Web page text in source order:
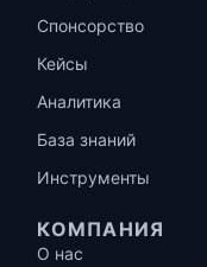
Спонсорство
Кейсы
Аналитика
База знаний
Инструменты
КОМПАНИЯ
О нас